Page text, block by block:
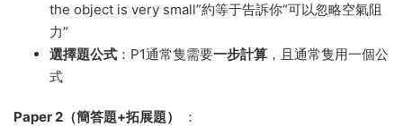
the object is very small”約等于告訴你“可以忽略空氣阻
力”
選擇題公式 ：P1通常隻需要一步計算 ，且通常隻用一個公
式
Paper 2（簡答題+拓展題） ：